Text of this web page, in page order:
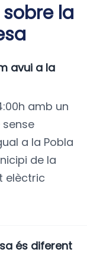
la
avui a la
amb un
sense
a la Pobla
de la
elèctric
és diferent